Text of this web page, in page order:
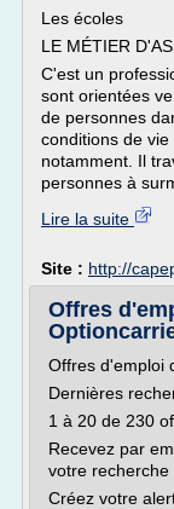
Les écoles
LE MÉTIER
C'est un
sont orientées
de personnes
conditions de
notamment. Il
personnes à
Lire la suite
Site : http://
Offres
Offres d'emploi
Dernières
1 à 20 de 230
Recevez par
votre recherche
Créez votre